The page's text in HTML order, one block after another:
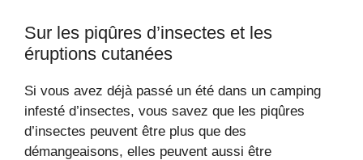
Sur les piqûres d’insectes et les
éruptions cutanées
Si vous avez déjà passé un été dans un camping
infesté d’insectes, vous savez que les piqûres
d’insectes peuvent être plus que des
démangeaisons, elles peuvent aussi être